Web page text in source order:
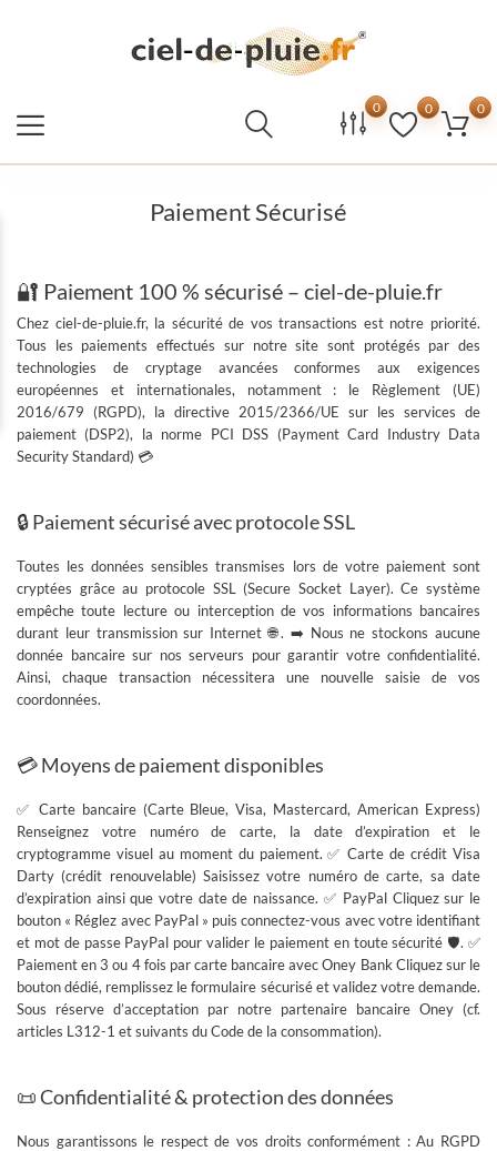
0
0
0
Paiement Sécurisé
🔐 Paiement 100 % sécurisé – ciel-de-pluie.fr
Chez ciel-de-pluie.fr, la sécurité de vos transactions est notre priorité.
Tous les paiements effectués sur notre site sont protégés par des
technologies de cryptage avancées conformes aux exigences
européennes et internationales, notamment : le Règlement (UE)
2016/679 (RGPD), la directive 2015/2366/UE sur les services de
paiement (DSP2), la norme PCI DSS (Payment Card Industry Data
Security Standard) 💳
🔒 Paiement sécurisé avec protocole SSL
Toutes les données sensibles transmises lors de votre paiement sont
cryptées grâce au protocole SSL (Secure Socket Layer). Ce système
empêche toute lecture ou interception de vos informations bancaires
durant leur transmission sur Internet 🌐. ➡️ Nous ne stockons aucune
donnée bancaire sur nos serveurs pour garantir votre confidentialité.
Ainsi, chaque transaction nécessitera une nouvelle saisie de vos
coordonnées.
💳 Moyens de paiement disponibles
✅ Carte bancaire(Carte Bleue, Visa, Mastercard, American Express)
Renseignez votre numéro de carte, la date d’expiration et le
cryptogramme visuel au moment du paiement. ✅Carte de crédit Visa
Darty (crédit renouvelable) Saisissez votre numéro de carte, sa date
d’expiration ainsi que votre date de naissance. ✅ PayPal Cliquez sur le
bouton « Réglez avec PayPal » puis connectez-vous avec votre identifiant
et mot de passe PayPal pour valider le paiement en toute sécurité 🛡️. ✅
Paiement en 3 ou 4 fois par carte bancaire avec Oney Bank Cliquez sur le
bouton dédié, remplissez le formulaire sécurisé et validez votre demande.
Sous réserve d’acceptation par notre partenaire bancaire Oney (cf.
articles L312-1 et suivants du Code de la consommation).
📜 Confidentialité & protection des données
Nous garantissons le respect de vos droits conformément : Au RGPD